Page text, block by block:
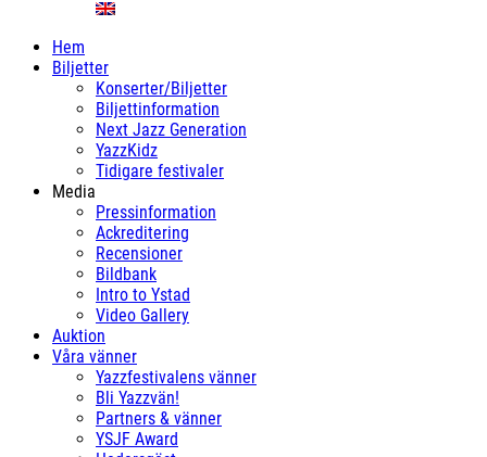
Hem
Biljetter
Konserter/Biljetter
Biljettinformation
Next Jazz Generation
YazzKidz
Tidigare festivaler
Media
Pressinformation
Ackreditering
Recensioner
Bildbank
Intro to Ystad
Video Gallery
Auktion
Våra vänner
Yazzfestivalens vänner
Bli Yazzvän!
Partners & vänner
YSJF Award